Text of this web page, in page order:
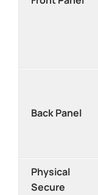
Back Panel
Physical
Secure